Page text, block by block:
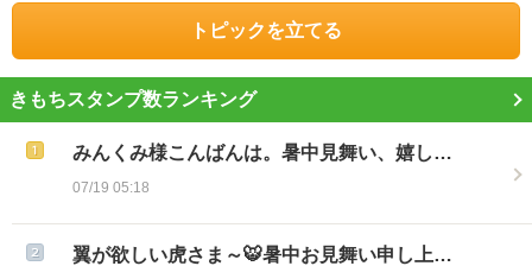
トピックを立てる
きもちスタンプ数ランキング
みんくみ様こんばんは。暑中見舞い、嬉し…
07/19 05:18
翼が欲しい虎さま～🐯暑中お見舞い申し上…